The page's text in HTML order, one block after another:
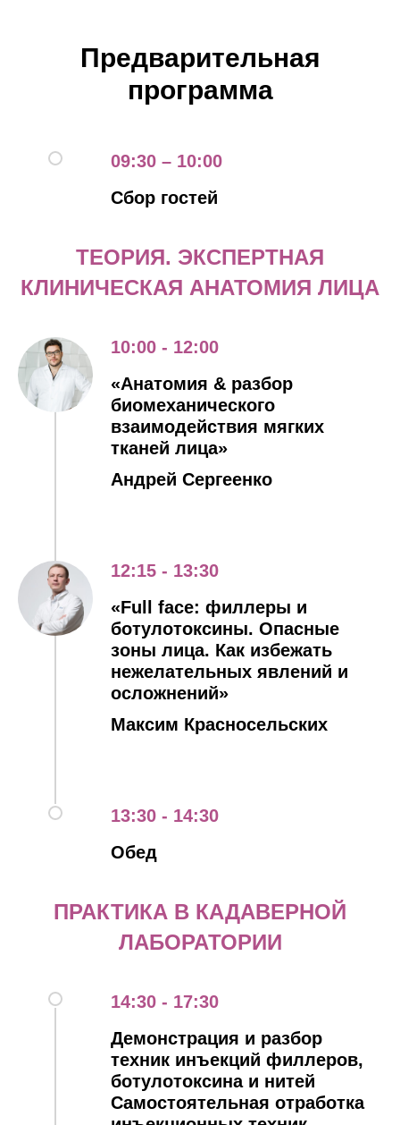
Предварительная
программа
09:30 – 10:00
Сбор гостей
ТЕОРИЯ. ЭКСПЕРТНАЯ
КЛИНИЧЕСКАЯ АНАТОМИЯ ЛИЦА
10:00 - 12:00
«Анатомия & разбор
биомеханического
взаимодействия мягких
тканей лица»
Андрей Сергеенко
12:15 - 13:30
«Full face: филлеры и
ботулотоксины. Опасные
зоны лица. Как избежать
нежелательных явлений и
осложнений»
Максим Красносельских
13:30 - 14:30
Обед
ПРАКТИКА В КАДАВЕРНОЙ
ЛАБОРАТОРИИ
14:30 - 17:30
Демонстрация и разбор
техник инъекций филлеров,
ботулотоксина и нитей
Самостоятельная отработка